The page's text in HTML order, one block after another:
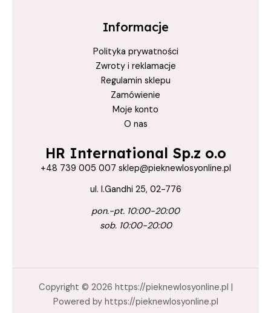
regeneracja włosów
True Keratin Aloe Vera
True Keratin Aloe Vera Bio Care
zestaw szampon i odżywka
Informacje
Polityka prywatności
Zwroty i reklamacje
Regulamin sklepu
Zamówienie
Moje konto
O nas
HR International Sp.z o.o
+48 739 005 007 sklep@pieknewlosyonline.pl
ul. I.Gandhi 25, 02-776
pon.-pt. 10:00-20:00
sob. 10:00-20:00
Copyright © 2026 https://pieknewlosyonline.pl |
Powered by https://pieknewlosyonline.pl